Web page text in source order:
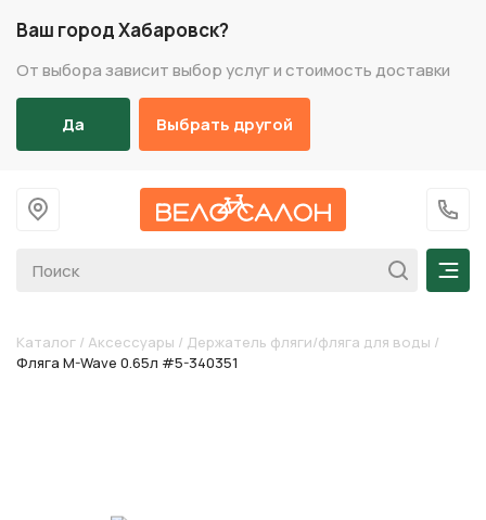
Ваш город Хабаровск?
От выбора зависит выбор услуг и стоимость доставки
Да Выбрать другой
На главную
+7
Каталог / Аксессуары / Держатель фляги/фляга для воды /
Фляга M-Wave 0.65л #5-340351